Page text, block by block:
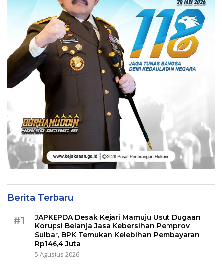
Berita Terbaru
#1
JAPKEPDA Desak Kejari Mamuju Usut Dugaan
Korupsi Belanja Jasa Kebersihan Pemprov
Sulbar, BPK Temukan Kelebihan Pembayaran
Rp146,4 Juta
5 Agustus 2026